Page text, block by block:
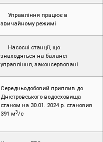
Управління працює в
звичайному режимі
Насосні станції, що
знаходяться на балансі
управління, законсервовані.
Середньодобовий приплив до
Дністровського водосховища
станом на 30.01. 2024 р. становив
391 м3/с